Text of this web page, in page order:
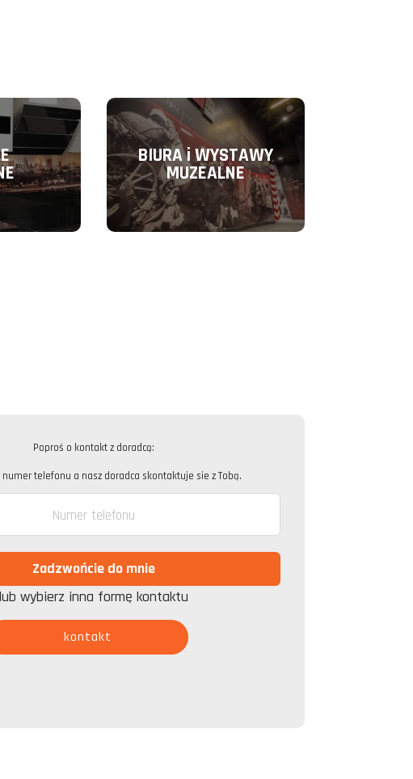
BIURA i WYSTAWY
MUZEALNE
Poproś o kontakt z doradcą:
numer telefonu a nasz doradca skontaktuje sie z Tobą.
lub wybierz inna formę kontaktu
kontakt